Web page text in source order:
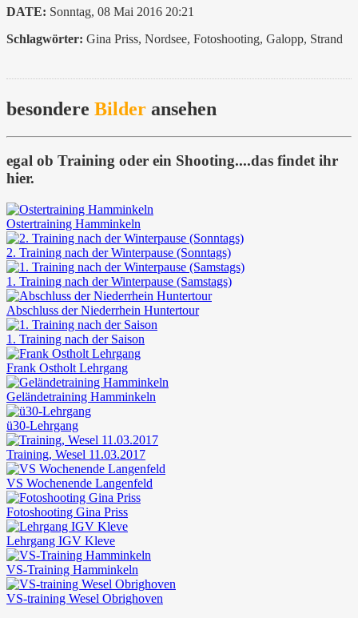
DATE: Sonntag, 08 Mai 2016 20:21
Schlagwörter: Gina Priss, Nordsee, Fotoshooting, Galopp, Strand
besondere Bilder ansehen
egal ob Training oder ein Shooting....das findet ihr
hier.
Ostertraining Hamminkeln
2. Training nach der Winterpause (Sonntags)
1. Training nach der Winterpause (Samstags)
Abschluss der Niederrhein Huntertour
1. Training nach der Saison
Frank Ostholt Lehrgang
Geländetraining Hamminkeln
ü30-Lehrgang
Training, Wesel 11.03.2017
VS Wochenende Langenfeld
Fotoshooting Gina Priss
Lehrgang IGV Kleve
VS-Training Hamminkeln
VS-training Wesel Obrighoven